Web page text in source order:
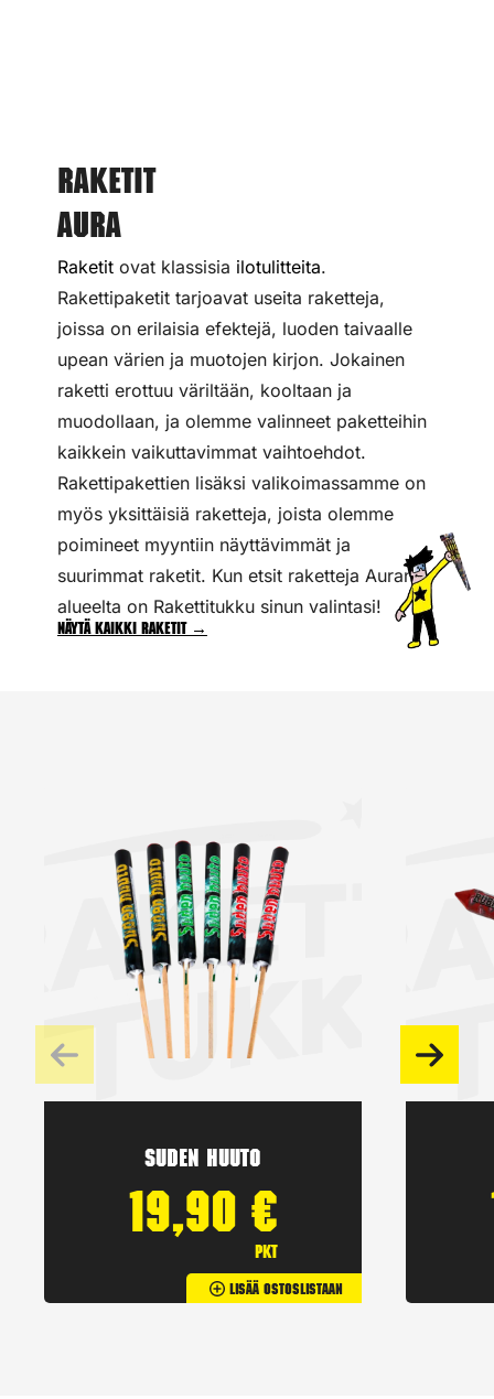
Raketit
Aura
Raketit ovat klassisia ilotulitteita.
Rakettipaketit tarjoavat useita raketteja,
joissa on erilaisia efektejä, luoden taivaalle
upean värien ja muotojen kirjon. Jokainen
raketti erottuu väriltään, kooltaan ja
muodollaan, ja olemme valinneet paketteihin
kaikkein vaikuttavimmat vaihtoehdot.
Rakettipakettien lisäksi valikoimassamme on
myös yksittäisiä raketteja, joista olemme
poimineet myyntiin näyttävimmät ja
suurimmat raketit. Kun etsit raketteja Auran
alueelta on Rakettitukku sinun valintasi!
Näytä kaikki raketit →
Suden huuto
19,90 €
pkt
Lisää Ostoslistaan